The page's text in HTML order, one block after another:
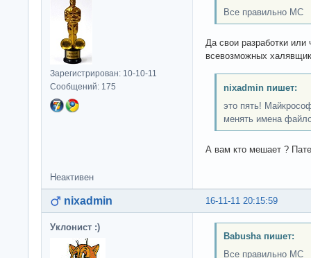
Зарегистрирован: 10-10-11
Сообщений: 175
Все правильно МС
Да свои разработки
всевозможных
nixadmin пишет:
это пять!
менять имена
А вам кто мешает ?
Неактивен
16-11-11 20:15:59
nixadmin
Уклонист :)
Babusha пишет:
Все правильно МС